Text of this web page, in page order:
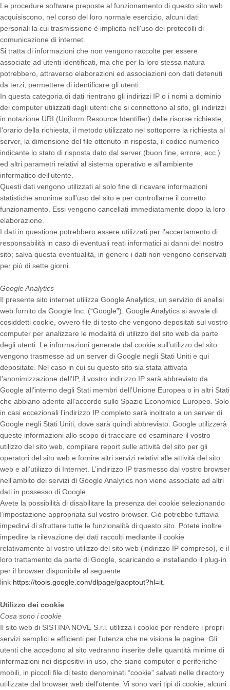
Le procedure software preposte al funzionamento di questo sito web
acquisiscono, nel corso del loro normale esercizio, alcuni dati
personali la cui trasmissione è implicita nell'uso dei protocolli di
comunicazione di internet.
Si tratta di informazioni che non vengono raccolte per essere
associate ad utenti identificati, ma che per la loro stessa natura
potrebbero, attraverso elaborazioni ed associazioni con dati detenuti
da terzi, permettere di identificare gli utenti.
In questa categoria di dati rientrano gli indirizzi IP o i nomi a dominio
dei computer utilizzati dagli utenti che si connettono al sito, gli indirizzi
in notazione URI (Uniform Resource Identifier) delle risorse richieste,
l'orario della richiesta, il metodo utilizzato nel sottoporre la richiesta al
server, la dimensione del file ottenuto in risposta, il codice numerico
indicante lo stato di risposta dato dal server (buon fine, errore, ecc.)
ed altri parametri relativi al sistema operativo e all'ambiente
informatico dell'utente.
Questi dati vengono utilizzati al solo fine di ricavare informazioni
statistiche anonime sull'uso del sito e per controllarne il corretto
funzionamento. Essi vengono cancellati immediatamente dopo la loro
elaborazione.
I dati in questione potrebbero essere utilizzati per l'accertamento di
responsabilità in caso di eventuali reati informatici ai danni del nostro
sito; salva questa eventualità, in genere i dati non vengono conservati
per più di sette giorni.
Google Analytics
Il presente sito internet utilizza Google Analytics, un servizio di analisi
web fornito da Google Inc. (“Google”). Google Analytics si avvale di
cosiddetti cookie, ovvero file di testo che vengono depositati sul vostro
computer per analizzare le modalità di utilizzo del sito web da parte
degli utenti. Le informazioni generate dal cookie sull’utilizzo del sito
vengono trasmesse ad un server di Google negli Stati Uniti e qui
depositate. Nel caso in cui su questo sito sia stata attivata
l’anonimizzazione dell’IP, il vostro indirizzo IP sarà abbreviato da
Google all’interno degli Stati membri dell’Unione Europea o in altri Stati
che abbiano aderito all’accordo sullo Spazio Economico Europeo. Solo
in casi eccezionali l’indirizzo IP completo sarà inoltrato a un server di
Google negli Stati Uniti, dove sarà quindi abbreviato. Google utilizzerà
queste informazioni allo scopo di tracciare ed esaminare il vostro
utilizzo del sito web, compilare report sulle attività del sito per gli
operatori del sito web e fornire altri servizi relativi alle attività del sito
web e all’utilizzo di Internet. L’indirizzo IP trasmesso dal vostro browser
nell’ambito dei servizi di Google Analytics non viene associato ad altri
dati in possesso di Google.
Avete la possibilità di disabilitare la presenza dei cookie selezionando
l’impostazione appropriata sul vostro browser. Ciò potrebbe tuttavia
impedirvi di sfruttare tutte le funzionalità di questo sito. Potete inoltre
impedire la rilevazione dei dati raccolti mediante il cookie
relativamente al vostro utilizzo del sito web (indirizzo IP compreso), e il
loro trattamento da parte di Google, scaricando e installando il plug-in
per il browser disponibile al seguente
link https://tools.google.com/dlpage/gaoptout?hl=it
Utilizzo dei cookie
Cosa sono i cookie
Il sito web di SISTINA NOVE S.r.l. utilizza i cookie per rendere i propri
servizi semplici e efficienti per l’utenza che ne visiona le pagine. Gli
utenti che accedono al sito vedranno inserite delle quantità minime di
informazioni nei dispositivi in uso, che siano computer o periferiche
mobili, in piccoli file di testo denominati “cookie” salvati nelle directory
utilizzate dal browser web dell’utente. Vi sono vari tipi di cookie, alcuni